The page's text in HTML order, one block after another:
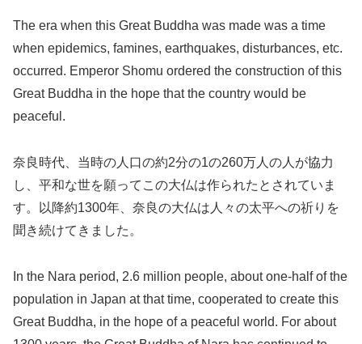
The era when this Great Buddha was made was a time
when epidemics, famines, earthquakes, disturbances, etc.
occurred. Emperor Shomu ordered the construction of this
Great Buddha in the hope that the country would be
peaceful.
奈良時代、当時の人口の約2分の1の260万人の人が協力
し、平和な世を願ってこの大仏は作られたとされていま
す。以降約1300年、奈良の大仏は人々の太平への祈りを
聞き続けてきました。
In the Nara period, 2.6 million people, about one-half of the
population in Japan at that time, cooperated to create this
Great Buddha, in the hope of a peaceful world. For about